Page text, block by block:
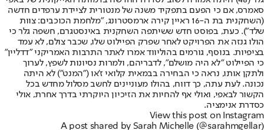
סאמרס, אם כי הפעם בתפקיד משנה של מנטורית לציידת ערפדים חדשה
(השחקנית בת ה-16 ראיין קירה ארמסטרונג, "מלחמת הכוכבים: צוות
שלד"). כעת, בפוסט חדש ששיתפה השחקנית באינסטגרם, חשפה גלר כי
הולו גנזה את הפרויקט לאחר שפרק הפיילוט שלו, שכבר צולם, לא עמד
בציפיות. בנוסף, גורמים בהוליווד אמרו לאתר התרבות האמריקני "דדליין"
כי הפיילוט "לא היה מושלם", לדבריהם, ולמרות נסיונות לשפץ, לערוך
ולתקן אותו, נראה כי הבחירה בבמאית קלואי ז'או ("המנט") לא היתה
נכונה. לעת עתה, כך דווח, בהולו מעוניינים לחשב מסלול מחדש בכל
הקשור לבאפי, ואולי אף להחיות את הזיכיון היוקרתי בדרך אחרת, אולי
כסדרת אנימציה.
View this post on Instagram
A post shared by Sarah Michelle (@sarahmgellar)